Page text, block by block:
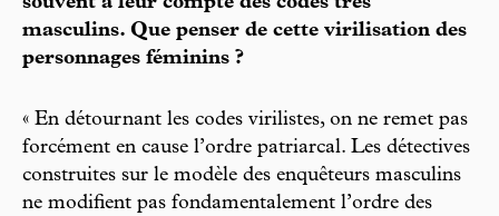
masculins. Que penser de cette virilisation des
personnages féminins ?
« En détournant les codes virilistes, on ne remet pas
forcément en cause l’ordre patriarcal. Les détectives
construites sur le modèle des enquêteurs masculins
ne modifient pas fondamentalement l’ordre des